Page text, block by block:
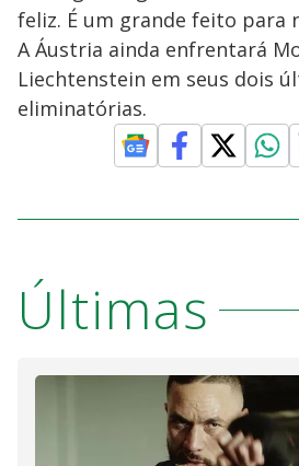
feliz. É um grande feito para
A Áustria ainda enfrentará
Liechtenstein em seus dois
eliminatórias.
Últimas